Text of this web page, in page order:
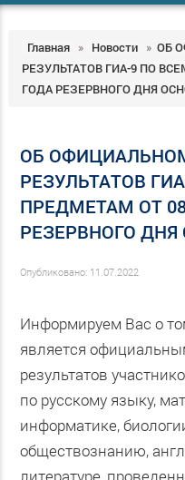
Главная » Новости » ОБ
РЕЗУЛЬТАТОВ ГИА-9 ПО
ГОДА РЕЗЕРВНОГО ДНЯ
ОБ
РЕЗУЛЬТАТОВ
ПРЕДМЕТАМ ОТ
РЕЗЕРВНОГО
Опубликовано: 11.07.2022
Информируем Вас о
является
результатов
по русскому языку,
информатике,
обществознанию,
литературе,